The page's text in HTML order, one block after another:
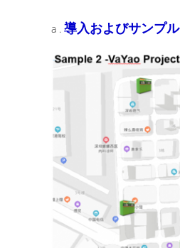
a . 導入およびサンプル